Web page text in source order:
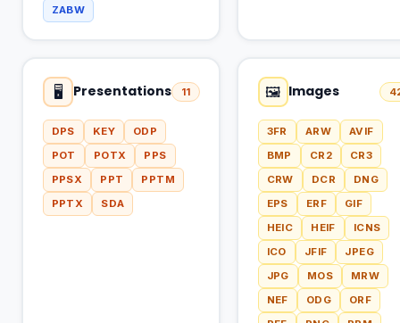
ZABW
🖥 Presentations 11
DPS KEY
ODP
POT
POTX
PPS
PPSX
PPT
PPTM
PPTX
SDA
🖼 Images
3FR ARW
AVIF
BMP
CR2
CR3
CRW
DCR
DNG
EPS
ERF
GIF
HEIC
HEIF
ICNS
ICO
JFIF
JPEG
JPG
MOS
MRW
NEF
ODG
ORF